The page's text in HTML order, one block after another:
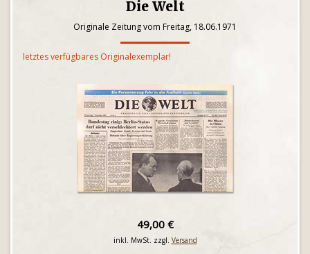
Die Welt
Originale Zeitung vom Freitag, 18.06.1971
letztes verfügbares Originalexemplar!
49,00 €
inkl. MwSt. zzgl. Versand